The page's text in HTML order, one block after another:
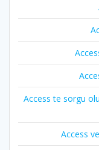
Access te sorgu
Access